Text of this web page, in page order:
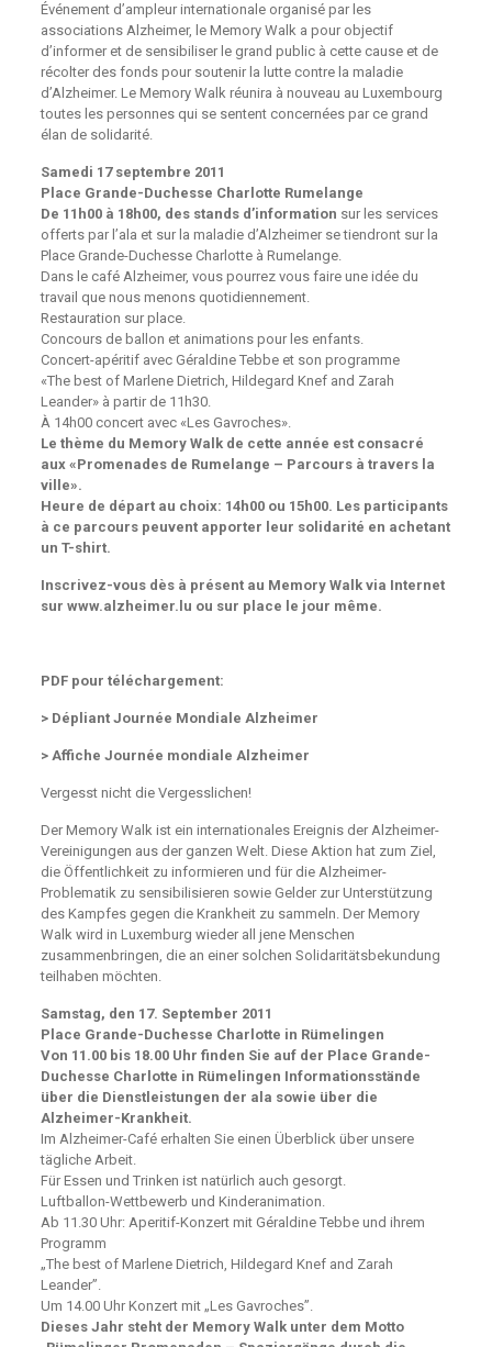
Événement d’ampleur internationale organisé par les
associations Alzheimer, le Memory Walk a pour objectif
d’informer et de sensibiliser le grand public à cette cause et de
récolter des fonds pour soutenir la lutte contre la maladie
d’Alzheimer. Le Memory Walk réunira à nouveau au Luxembourg
toutes les personnes qui se sentent concernées par ce grand
élan de solidarité.
Samedi 17 septembre 2011
Place Grande-Duchesse Charlotte Rumelange
De 11h00 à 18h00, des stands d’information sur les services
offerts par l’ala et sur la maladie d’Alzheimer se tiendront sur la
Place Grande-Duchesse Charlotte à Rumelange.
Dans le café Alzheimer, vous pourrez vous faire une idée du
travail que nous menons quotidiennement.
Restauration sur place.
Concours de ballon et animations pour les enfants.
Concert-apéritif avec Géraldine Tebbe et son programme
«The best of Marlene Dietrich, Hildegard Knef and Zarah
Leander» à partir de 11h30.
À 14h00 concert avec «Les Gavroches».
Le thème du Memory Walk de cette année est consacré
aux «Promenades de Rumelange – Parcours à travers la
ville».
Heure de départ au choix: 14h00 ou 15h00. Les participants
à ce parcours peuvent apporter leur solidarité en achetant
un T-shirt.
Inscrivez-vous dès à présent au Memory Walk via Internet
sur www.alzheimer.lu ou sur place le jour même.
PDF pour téléchargement:
> Dépliant Journée Mondiale Alzheimer
> Affiche Journée mondiale Alzheimer
Vergesst nicht die Vergesslichen!
Der Memory Walk ist ein internationales Ereignis der Alzheimer-
Vereinigungen aus der ganzen Welt. Diese Aktion hat zum Ziel,
die Öffentlichkeit zu informieren und für die Alzheimer-
Problematik zu sensibilisieren sowie Gelder zur Unterstützung
des Kampfes gegen die Krankheit zu sammeln. Der Memory
Walk wird in Luxemburg wieder all jene Menschen
zusammenbringen, die an einer solchen Solidaritätsbekundung
teilhaben möchten.
Samstag, den 17. September 2011
Place Grande-Duchesse Charlotte in Rümelingen
Von 11.00 bis 18.00 Uhr finden Sie auf der Place Grande-
Duchesse Charlotte in Rümelingen Informationsstände
über die Dienstleistungen der ala sowie über die
Alzheimer-Krankheit.
Im Alzheimer-Café erhalten Sie einen Überblick über unsere
tägliche Arbeit.
Für Essen und Trinken ist natürlich auch gesorgt.
Luftballon-Wettbewerb und Kinderanimation.
Ab 11.30 Uhr: Aperitif-Konzert mit Géraldine Tebbe und ihrem
Programm
„The best of Marlene Dietrich, Hildegard Knef and Zarah
Leander”.
Um 14.00 Uhr Konzert mit „Les Gavroches”.
Dieses Jahr steht der Memory Walk unter dem Motto